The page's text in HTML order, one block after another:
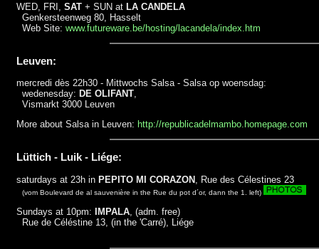
WED, FRI, SAT + SUN at LA CANDELA
Genkersteenweg 80, Hasselt
Web Site: www.futureware.be/hosting/lacandela/index.htm
Leuven:
mercredi dès 22h30 - Mittwochs Salsa - Salsa op woensdag:
wedenesday: DE OLIFANT,
Vismarkt 3000 Leuven
More about Salsa in Leuven: http://republicadelmambo.homepage.com
Lüttich - Luik - Liége:
saturdays at 23h in PEPITO MI CORAZON , Rue des Célestines 23
(vom Boulevard de al sauvenière in the Rue du pot d´or, dann the 1. left)
Sundays at 10pm: IMPALA , (adm. free)
Rue de Céléstine 13, (in the 'Carré), Liége